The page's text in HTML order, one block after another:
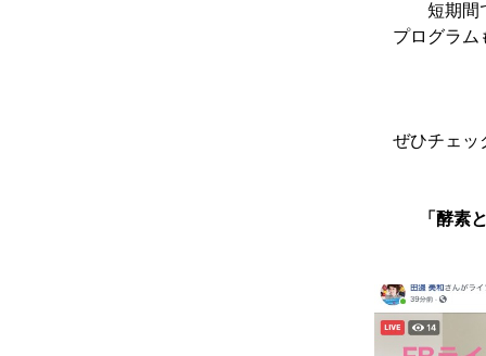
短期間
プログラム
ぜひチェッ
「酵素